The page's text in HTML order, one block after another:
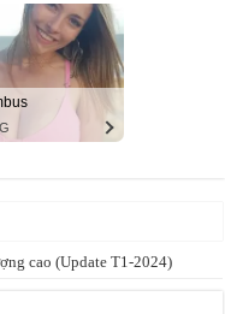
đặn “gây mê” CĐM với loạt
cao (Update T1-2024)